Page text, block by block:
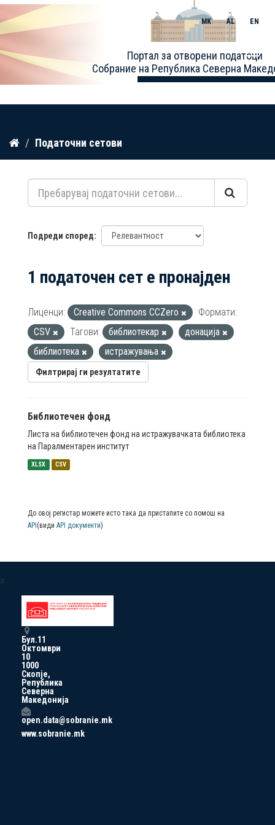
Прескокнете
содржина
Портал за отворени податоци
Собрание на Република Северна
MK AL EN
Toggle
Податочни сетови
Подреди според
1 податочен сет е пронајден
Лиценци: Creative Commons CCZero
Формати:
CSV
Тагови: библиотекар
донација
библиотека
истражувања
Филтрирај ги резултатите
Библиотечен фонд
Листа на библиотечен фонд на истражувачката библиотека
на Паралментарен институт
XLSX CSV
До овој регистар можете исто така да пристапите со помош на
API (види API документи)
a
Бул.11
Октомври
10
1000
Скопје,
Република
Северна
Македонија
open.data@sobranie.mk
www.sobranie.mk